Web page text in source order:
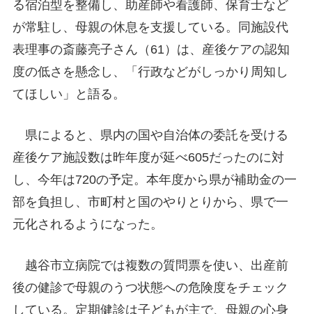
る宿泊型を整備し、助産師や看護師、保育士など
が常駐し、母親の休息を支援している。同施設代
表理事の斎藤亮子さん（61）は、産後ケアの認知
度の低さを懸念し、「行政などがしっかり周知し
てほしい」と語る。
県によると、県内の国や自治体の委託を受ける
産後ケア施設数は昨年度が延べ605だったのに対
し、今年は720の予定。本年度から県が補助金の一
部を負担し、市町村と国のやりとりから、県で一
元化されるようになった。
越谷市立病院では複数の質問票を使い、出産前
後の健診で母親のうつ状態への危険度をチェック
している。定期健診は子どもが主で、母親の心身